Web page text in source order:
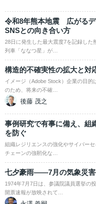
令和8年熊本地震 広がるデ
SNSとの向き合い方
28日に発生した最大震度7を記録した
列車「ななつ星」が…
構造的不確実性の拡大と対
イメージ（Adobe Stock）企業の目的
のため、将来の不確…
後藤 茂之
事例研究で有事に備え、組
を防ぐ
組織レジリエンスの強化やサイバー
チェーンの強靭化な…
七夕豪雨――7月の気象災
1974年7月7日は、参議院議員選挙の
開票速報が放映されて…